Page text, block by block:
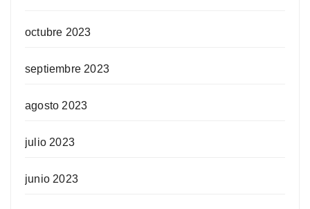
octubre 2023
septiembre 2023
agosto 2023
julio 2023
junio 2023